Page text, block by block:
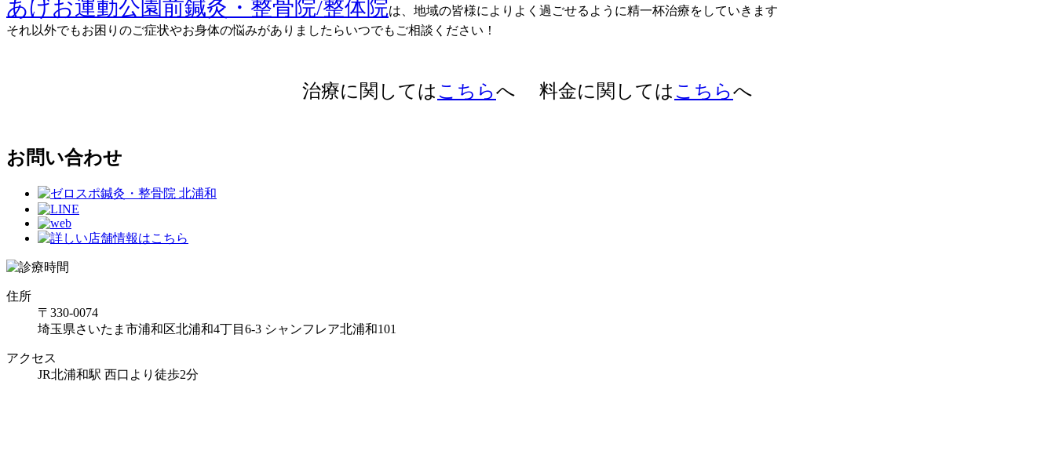
あげお運動公園前鍼灸・整骨院/整体院は、地域の皆様によりよく過ごせるように精一杯治療をしていきます
それ以外でもお困りのご症状やお身体の悩みがありましたらいつでもご相談ください！
治療に関してはこちらへ 料金に関してはこちらへ
お問い合わせ
住所
〒330-0074
埼玉県さいたま市浦和区北浦和4丁目6-3 シャンフレア北浦和101
アクセス
JR北浦和駅 西口より徒歩2分